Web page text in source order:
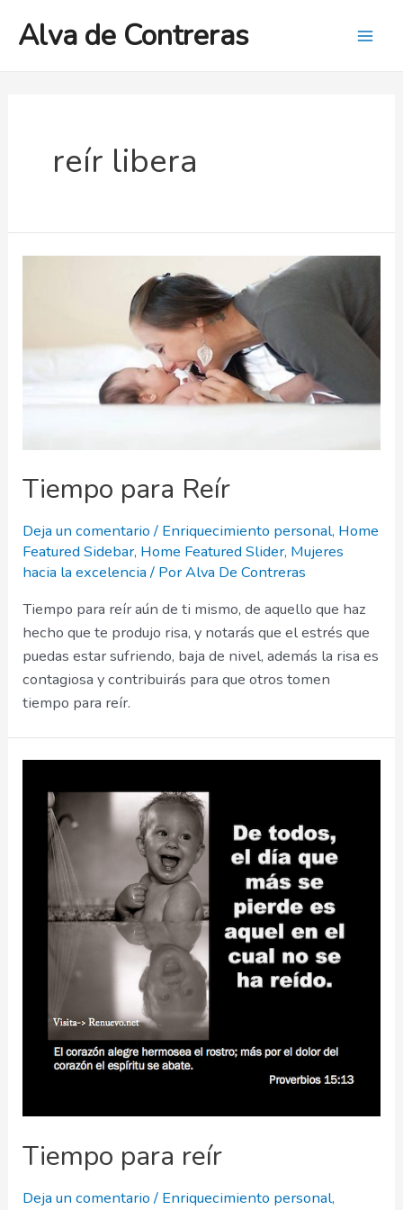
Alva de Contreras
reír libera
Tiempo para Reír
Deja un comentario / Enriquecimiento personal, Home
Featured Sidebar, Home Featured Slider, Mujeres
hacia la excelencia/ PorAlva De Contreras
Tiempo para reír aún de ti mismo, de aquello que haz
hecho que te produjo risa, y notarás que el estrés que
puedas estar sufriendo, baja de nivel, además la risa es
contagiosa y contribuirás para que otros tomen
tiempo para reír.
Tiempo para reír
Deja un comentario / Enriquecimiento personal,